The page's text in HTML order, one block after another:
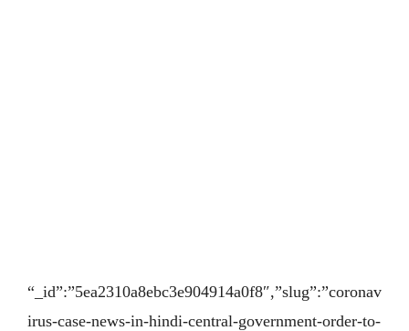
“_id”:”5ea2310a8ebc3e904914a0f8″,”slug”:”coronav
irus-case-news-in-hindi-central-government-order-to-